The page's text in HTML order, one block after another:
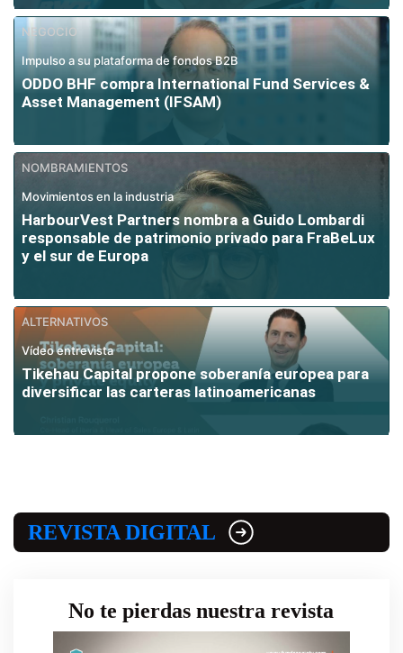
NEGOCIO
Impulso a su plataforma de fondos B2B
ODDO BHF compra International Fund Services &
Asset Management (IFSAM)
NOMBRAMIENTOS
Movimientos en la industria
HarbourVest Partners nombra a Guido Lombardi
responsable de patrimonio privado para FraBeLux
y el sur de Europa
ALTERNATIVOS
Vídeo entrevista
Tikehau Capital propone soberanía europea para
diversificar las carteras latinoamericanas
REVISTA DIGITAL
No te pierdas nuestra revista